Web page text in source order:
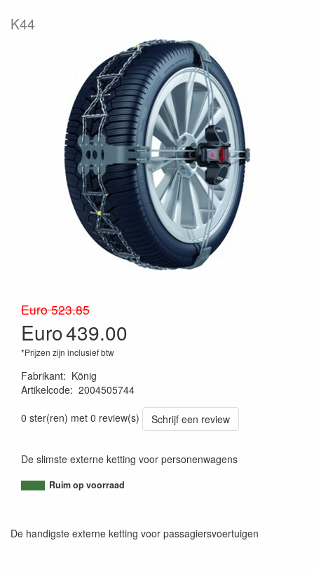
K44
Euro 523.85
Euro439.00
*Prijzen zijn inclusief btw
Fabrikant: König
Artikelcode: 2004505744
0 ster(ren) met 0 review(s)
Schrijf een review
De slimste externe ketting voor personenwagens
Ruim op voorraad
De handigste externe ketting voor passagiersvoertuigen